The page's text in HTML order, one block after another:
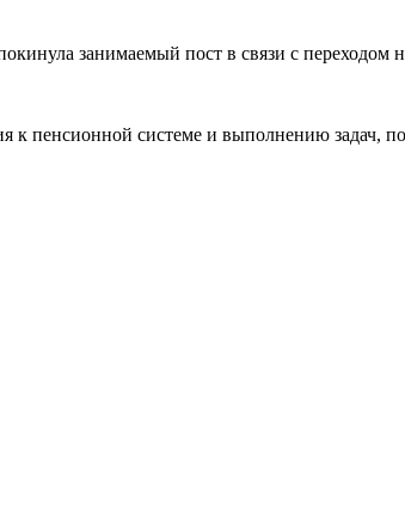
занимаемый пост в связи с переходом
пенсионной системе и выполнению задач,